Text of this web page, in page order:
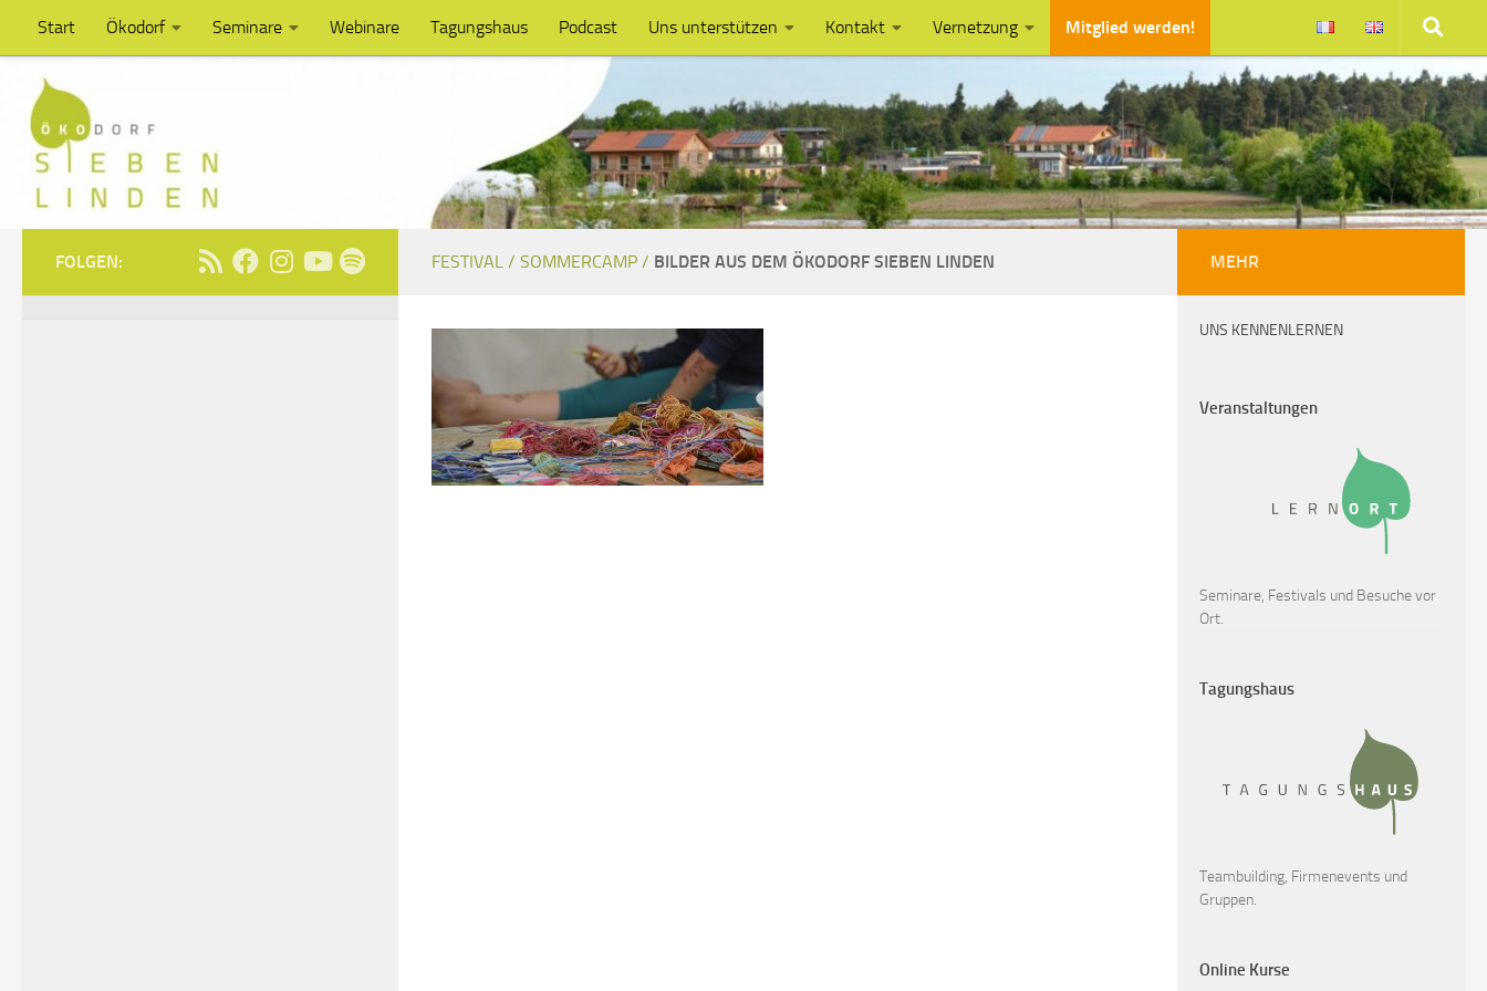
Unter dem Inhalt
Start Ökodorf Seminare Webinare Tagungshaus Podcast Uns unterstützen Kontakt Vernetzung Mitglied werden!
FESTIVAL / SOMMERCAMP / BILDER AUS DEM ÖKODORF SIEBEN LINDEN
FOLGEN: MEHR
UNS KENNENLERNEN
Veranstaltungen
Seminare, Festivals und Besuche vor
Ort.
Tagungshaus
Teambuilding, Firmenevents und
Gruppen.
Online Kurse